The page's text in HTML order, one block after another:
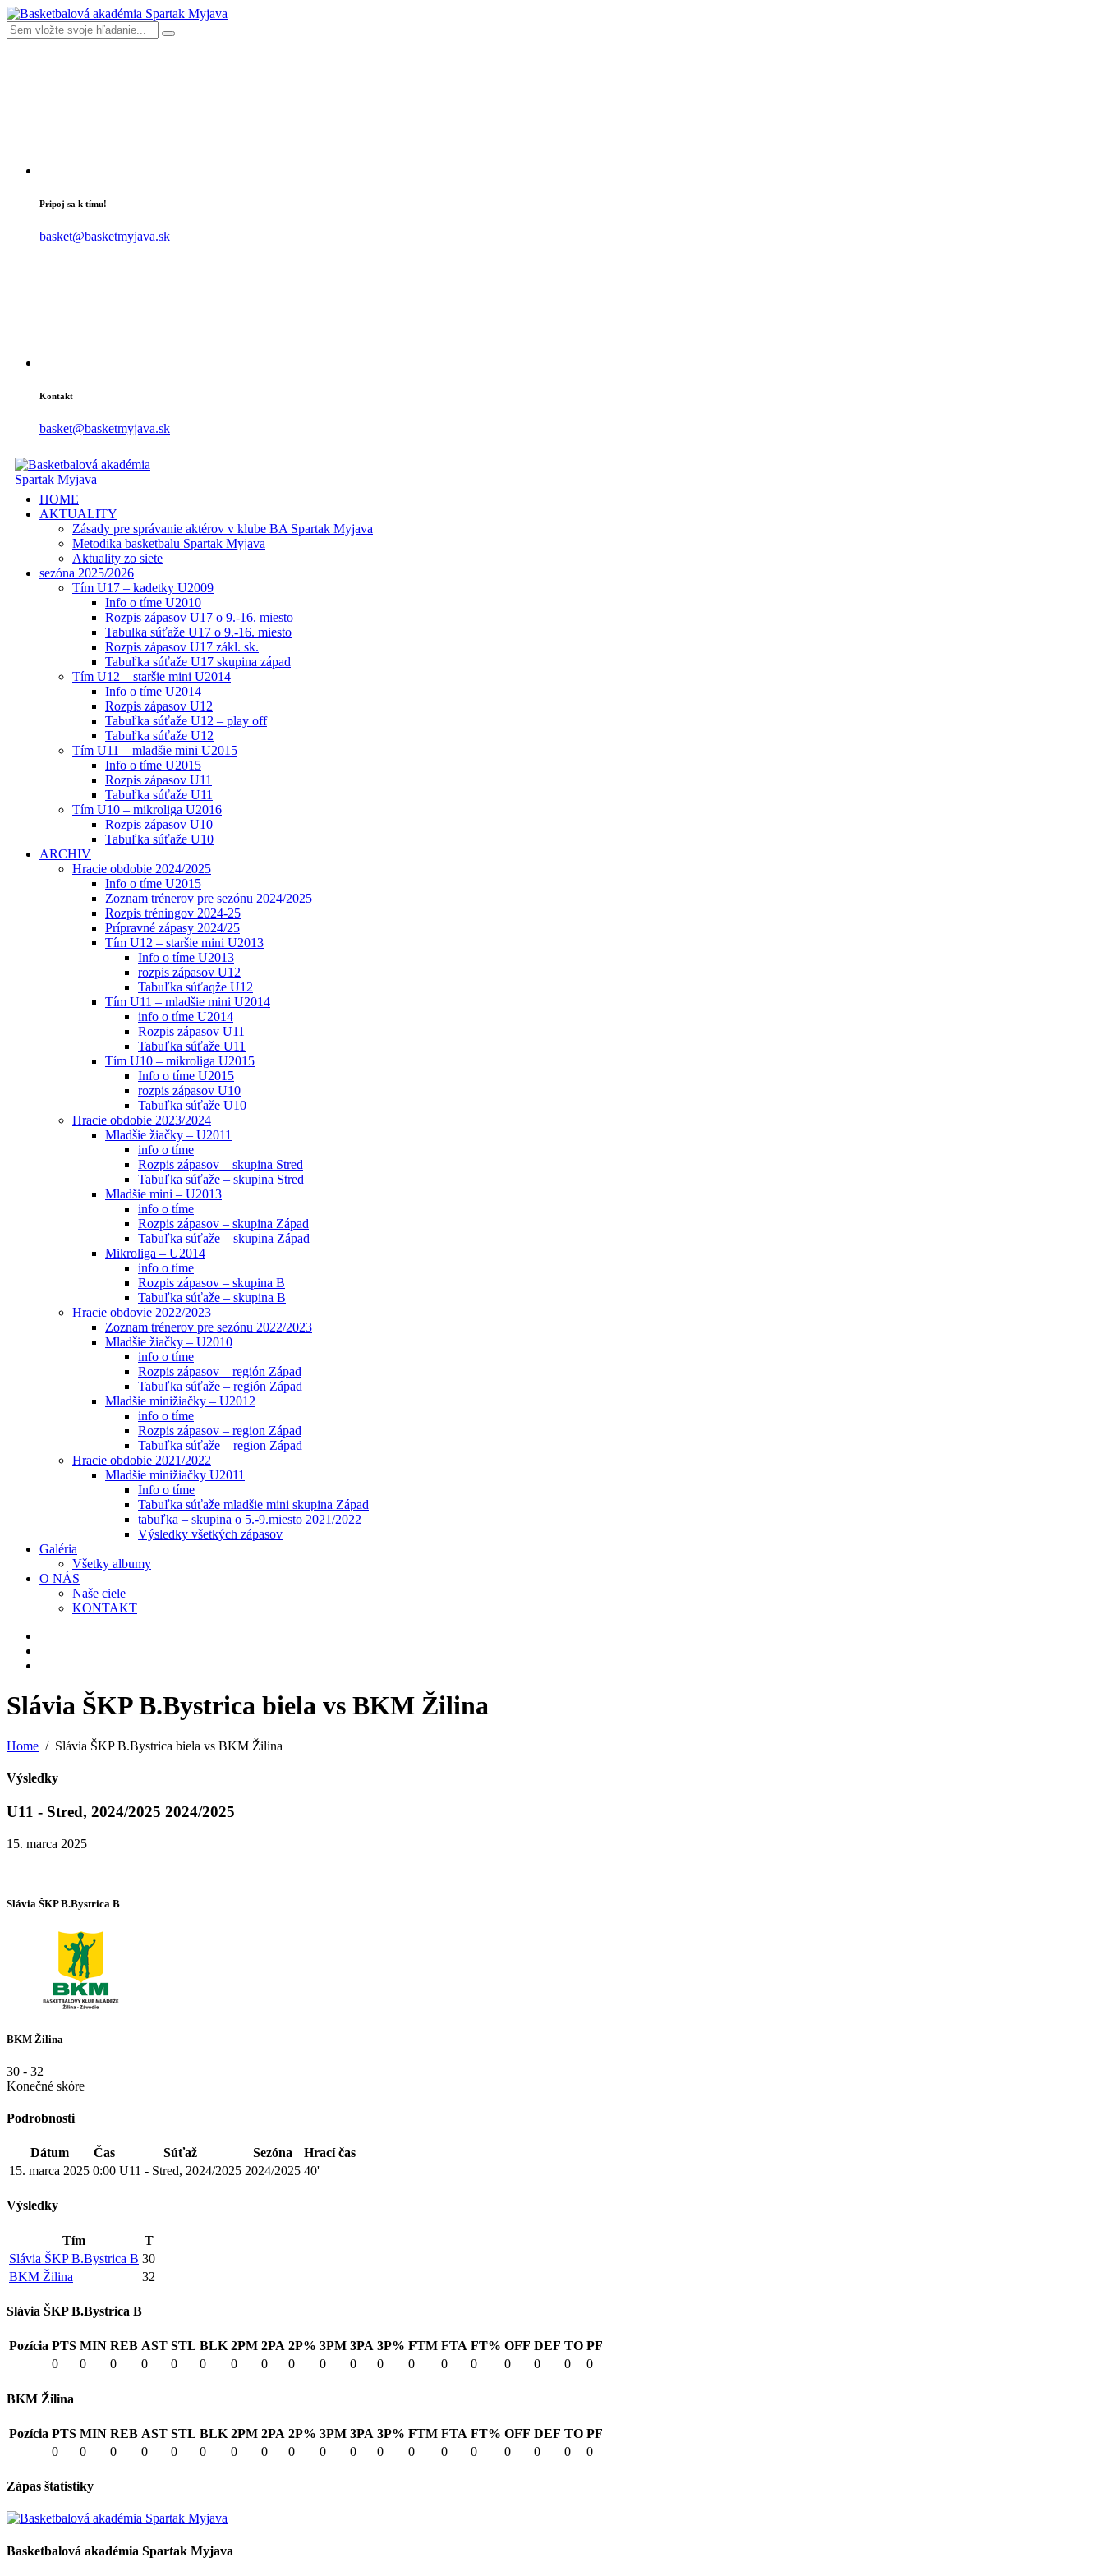
Pripoj sa k tímu!
basket@basketmyjava.sk
Kontakt
basket@basketmyjava.sk
HOME
AKTUALITY
Zásady pre správanie aktérov v klube BA Spartak Myjava
Metodika basketbalu Spartak Myjava
Aktuality zo siete
sezóna 2025/2026
Tím U17 – kadetky U2009
Info o tíme U2010
Rozpis zápasov U17 o 9.-16. miesto
Tabulka súťaže U17 o 9.-16. miesto
Rozpis zápasov U17 zákl. sk.
Tabuľka súťaže U17 skupina západ
Tím U12 – staršie mini U2014
Info o tíme U2014
Rozpis zápasov U12
Tabuľka súťaže U12 – play off
Tabuľka súťaže U12
Tím U11 – mladšie mini U2015
Info o tíme U2015
Rozpis zápasov U11
Tabuľka súťaže U11
Tím U10 – mikroliga U2016
Rozpis zápasov U10
Tabuľka súťaže U10
ARCHIV
Hracie obdobie 2024/2025
Info o tíme U2015
Zoznam trénerov pre sezónu 2024/2025
Rozpis tréningov 2024-25
Prípravné zápasy 2024/25
Tím U12 – staršie mini U2013
Info o tíme U2013
rozpis zápasov U12
Tabuľka súťaqže U12
Tím U11 – mladšie mini U2014
info o tíme U2014
Rozpis zápasov U11
Tabuľka súťaže U11
Tím U10 – mikroliga U2015
Info o tíme U2015
rozpis zápasov U10
Tabuľka súťaže U10
Hracie obdobie 2023/2024
Mladšie žiačky – U2011
info o tíme
Rozpis zápasov – skupina Stred
Tabuľka súťaže – skupina Stred
Mladšie mini – U2013
info o tíme
Rozpis zápasov – skupina Západ
Tabuľka súťaže – skupina Západ
Mikroliga – U2014
info o tíme
Rozpis zápasov – skupina B
Tabuľka súťaže – skupina B
Hracie obdovie 2022/2023
Zoznam trénerov pre sezónu 2022/2023
Mladšie žiačky – U2010
info o tíme
Rozpis zápasov – región Západ
Tabuľka súťaže – región Západ
Mladšie minižiačky – U2012
info o tíme
Rozpis zápasov – region Západ
Tabuľka súťaže – region Západ
Hracie obdobie 2021/2022
Mladšie minižiačky U2011
Info o tíme
Tabuľka súťaže mladšie mini skupina Západ
tabuľka – skupina o 5.-9.miesto 2021/2022
Výsledky všetkých zápasov
Galéria
Všetky albumy
O NÁS
Naše ciele
KONTAKT
Slávia ŠKP B.Bystrica biela vs BKM Žilina
Home Slávia ŠKP B.Bystrica biela vs BKM Žilina
Výsledky
U11 - Stred, 2024/2025 2024/2025
15. marca 2025
Slávia ŠKP B.Bystrica B
BKM Žilina
30 - 32
Konečné skóre
Podrobnosti
Dátum Čas Súťaž Sezóna
Hrací čas
15. marca 2025 0:00 U11 - Stred, 2024/2025 2024/2025 40'
Výsledky
Tím
T
Slávia ŠKP B.Bystrica B 30
BKM Žilina
32
Slávia ŠKP B.Bystrica B
Pozícia PTS MIN REB AST STL BLK 2PM 2PA 2P% 3PM 3PA 3P% FTM FTA FT% OFF DEF TO PF
0
0 0 0 0 0 0 0 0 0 0 0 0 0 0 0 0 0 0
BKM Žilina
Pozícia PTS MIN REB AST STL BLK 2PM 2PA 2P% 3PM 3PA 3P% FTM FTA FT% OFF DEF TO PF
0
0 0 0 0 0 0 0 0 0 0 0 0 0 0 0 0 0 0
Zápas štatistiky
Basketbalová akadémia Spartak Myjava